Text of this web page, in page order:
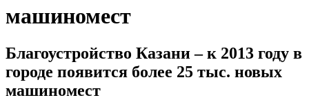
машиномест
Благоустройство Казани – к 2013 году в
городе появится более 25 тыс. новых
машиномест